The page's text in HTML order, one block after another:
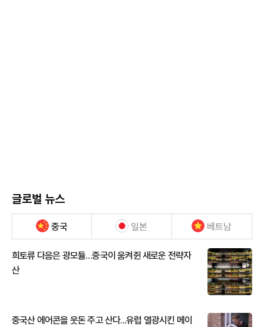
글로벌 뉴스
중국 일본 베트남
희토류 다음은 광모듈…중국이 움켜쥔 새로운 전략자
산
중국산 에어콘을 웃돈 주고 산다...유럽 열광시킨 메이